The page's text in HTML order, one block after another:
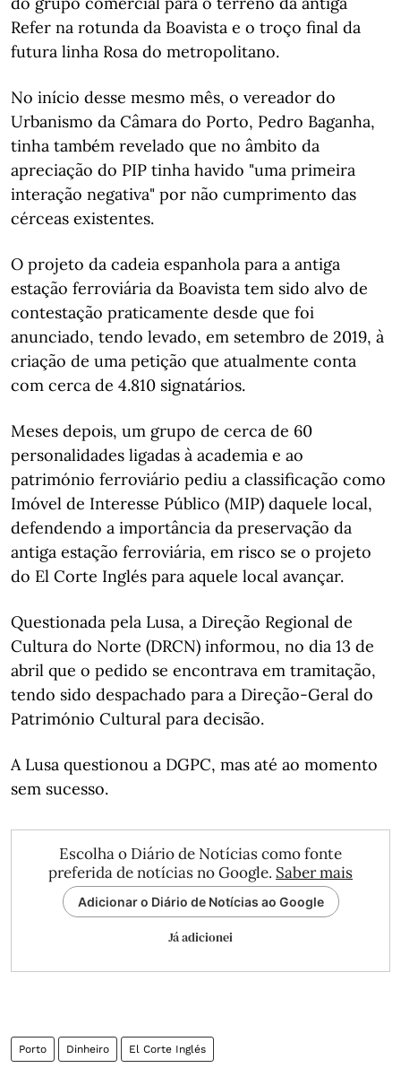
Refer na rotunda da Boavista e o troço final da
futura linha Rosa do metropolitano.
No início desse mesmo mês, o vereador do
Urbanismo da Câmara do Porto, Pedro Baganha,
tinha também revelado que no âmbito da
apreciação do PIP tinha havido "uma primeira
interação negativa" por não cumprimento das
cérceas existentes.
O projeto da cadeia espanhola para a antiga
estação ferroviária da Boavista tem sido alvo de
contestação praticamente desde que foi
anunciado, tendo levado, em setembro de 2019, à
criação de uma petição que atualmente conta
com cerca de 4.810 signatários.
Meses depois, um grupo de cerca de 60
personalidades ligadas à academia e ao
património ferroviário pediu a classificação como
Imóvel de Interesse Público (MIP) daquele local,
defendendo a importância da preservação da
antiga estação ferroviária, em risco se o projeto
do El Corte Inglés para aquele local avançar.
Questionada pela Lusa, a Direção Regional de
Cultura do Norte (DRCN) informou, no dia 13 de
abril que o pedido se encontrava em tramitação,
tendo sido despachado para a Direção-Geral do
Património Cultural para decisão.
A Lusa questionou a DGPC, mas até ao momento
sem sucesso.
Escolha o Diário de Notícias como fonte
preferida de notícias no Google. Saber mais
Adicionar o Diário de Notícias ao Google
Já adicionei
Porto Dinheiro El Corte Inglés